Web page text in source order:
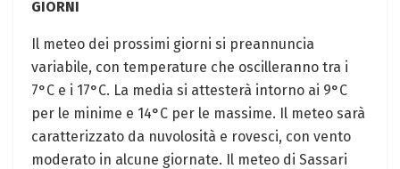
GIORNI
Il meteo dei prossimi giorni si preannuncia
variabile, con temperature che oscilleranno tra i
7°C e i 17°C. La media si attesterà intorno ai 9°C
per le minime e 14°C per le massime. Il meteo sarà
caratterizzato da nuvolosità e rovesci, con vento
moderato in alcune giornate. Il meteo di Sassari